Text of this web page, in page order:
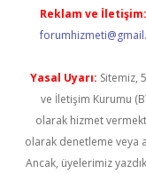
Reklam ve İletişim:
Yasal Uyarı: Sitemiz,
ve İletişim Kurumu
olarak hizmet
olarak denetleme veya
Ancak, üyelerimiz